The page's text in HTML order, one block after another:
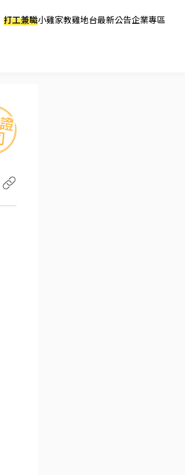
打工兼職小雞家教雞地台最新公告企業專區